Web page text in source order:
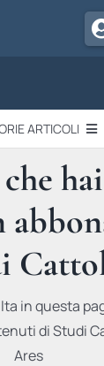
ARTICOLI
NUMERO
in questa
di Studi
Ares